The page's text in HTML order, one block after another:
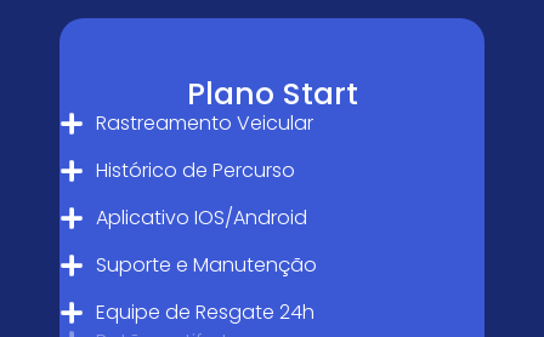
Plano Start
Rastreamento Veicular
Histórico de Percurso
Aplicativo IOS/Android
Suporte e Manutenção
Equipe de Resgate 24h